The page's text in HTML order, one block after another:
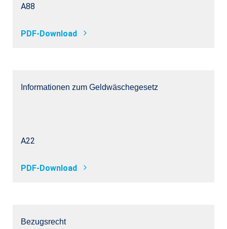
A88
PDF-Download
Informationen zum Geldwäschegesetz
A22
PDF-Download
Bezugsrecht